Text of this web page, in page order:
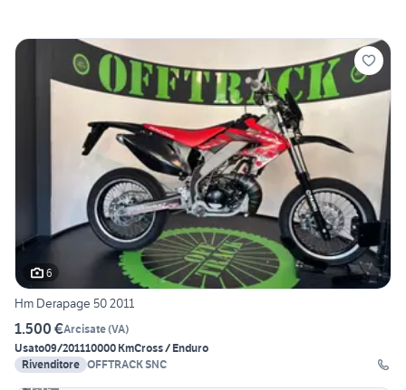
6
Hm Derapage 50 2011
1.500 €Arcisate(VA)
Usato09/201110000 KmCross / Enduro
Rivenditore OFFTRACK SNC